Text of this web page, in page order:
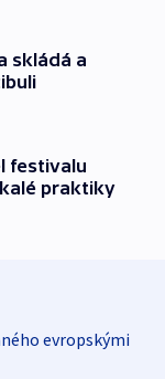
skládá a
festivalu
praktiky
evropskými